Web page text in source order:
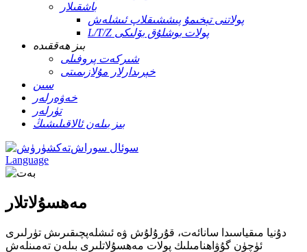
باشقىلار
پولاتنى تېخىمۇ پىششىقلاپ ئىشلەش
L/T/Z پولات بوشلۇق بۆلىكى
بىز ھەققىدە
شىركەت پروفىلى
خېرىدارلار مۇلازىمىتى
سىن
خەۋەرلەر
تۈرلەر
بىز بىلەن ئالاقىلىشىڭ
سوئال سوراش
Language
مەھسۇلاتلار
دۇنيا مىقياسىدا سانائەت، قۇرۇلۇش ۋە ئىشلەپچىقىرىش تۈرلىرى
ئۈچۈن گۇۋاھنامىلىك پولات مەھسۇلاتلىرى بىلەن تەمىنلەش